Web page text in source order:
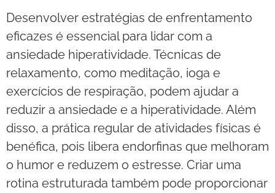
Desenvolver estratégias de enfrentamento
eficazes é essencial para lidar com a
ansiedade hiperatividade. Técnicas de
relaxamento, como meditação, ioga e
exercícios de respiração, podem ajudar a
reduzir a ansiedade e a hiperatividade. Além
disso, a prática regular de atividades físicas é
benéfica, pois libera endorfinas que melhoram
o humor e reduzem o estresse. Criar uma
rotina estruturada também pode proporcionar